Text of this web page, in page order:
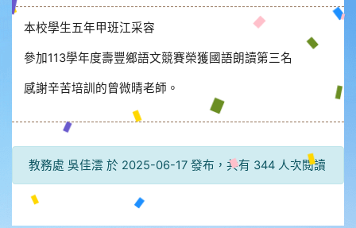
本校學生五年甲班江采容
參加113學年度壽豐鄉語文競賽榮獲國語朗讀第三名
感謝辛苦培訓的曾微晴老師。
教務處 吳佳澐 於 2025-06-17 發布，共有 344 人次閱讀